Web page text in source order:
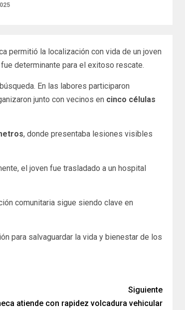
permitió la localización con vida de un joven
determinante para el exitoso rescate.
En las labores participaron
junto con vecinos en cinco células
, donde presentaba lesiones visibles
el joven fue trasladado a un hospital
comunitaria sigue siendo clave en
para salvaguardar la vida y bienestar de los
Siguiente
atiende con rapidez volcadura vehicular